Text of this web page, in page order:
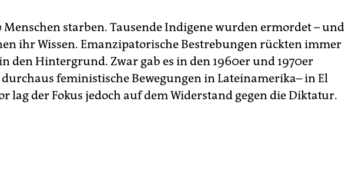
Menschen starben. Tausende Indigene wurden ermordet – und
ihr Wissen. Emanzipatorische Bestrebungen rückten immer
den Hintergrund. Zwar gab es in den 1960er und 1970er
durchaus feministische Bewegungen in Lateinamerika– in El
lag der Fokus jedoch auf dem Widerstand gegen die Diktatur.